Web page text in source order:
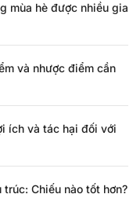
mùa hè được nhiều gia
và nhược điểm cần
ích và tác hại đối với
Chiếu nào tốt hơn?